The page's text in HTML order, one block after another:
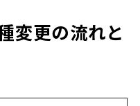
変更の流れと